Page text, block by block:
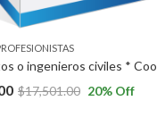
$17,501.00 20% Off